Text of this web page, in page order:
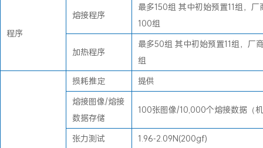
程序
熔接程序
最多150组 其中初始预置11组，
100组
加热程序
最多50组 其中初始预置11组，厂
组
损耗推定
提供
熔接图像/熔接
数据存储
100张图像/10,000个熔接数据（
张力测试
1.96-2.09N(200gf)